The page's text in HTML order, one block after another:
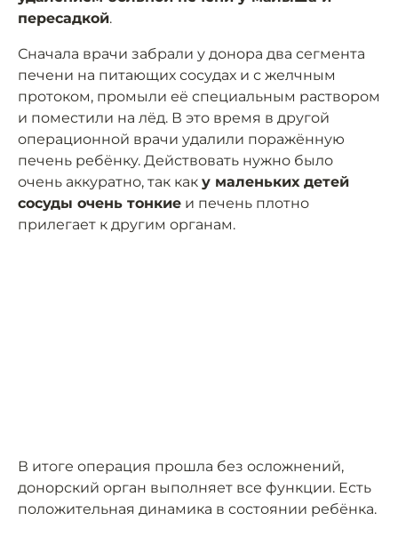
пересадкой.
Сначала врачи забрали у донора два сегмента
печени на питающих сосудах и с желчным
протоком, промыли её специальным раствором
и поместили на лёд. В это время в другой
операционной врачи удалили поражённую
печень ребёнку. Действовать нужно было
очень аккуратно, так как у маленьких детей
сосуды очень тонкие и печень плотно
прилегает к другим органам.
В итоге операция прошла без осложнений,
донорский орган выполняет все функции. Есть
положительная динамика в состоянии ребёнка.